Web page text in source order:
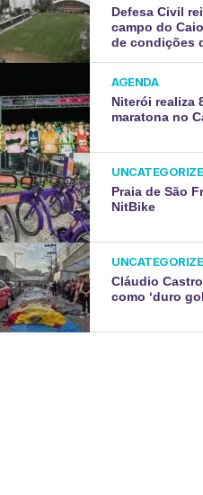
Defesa Civil
campo do
de condições
AGENDA
Niterói realiza
maratona no
Praia de São
NitBike
Cláudio
como ‘duro